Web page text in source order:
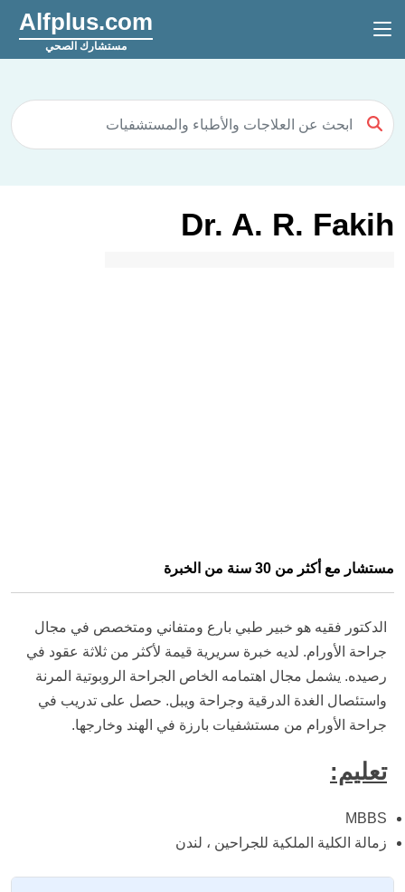
Alfplus.com
مستشارك الصحي
Dr. A. R. Fakih
مستشار مع أكثر من 30 سنة من الخبرة
الدكتور فقيه هو خبير طبي بارع ومتفاني ومتخصص في مجال
جراحة الأورام. لديه خبرة سريرية قيمة لأكثر من ثلاثة عقود في
رصيده. يشمل مجال اهتمامه الخاص الجراحة الروبوتية المرنة
واستئصال الغدة الدرقية وجراحة ويبل. حصل على تدريب في
جراحة الأورام من مستشفيات بارزة في الهند وخارجها.
تعليم:
MBBS
زمالة الكلية الملكية للجراحين ، لندن